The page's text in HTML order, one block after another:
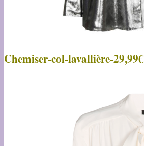
Chemiser-col-lavallière-29,99€